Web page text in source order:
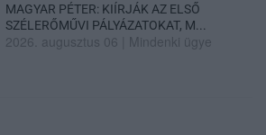
MAGYAR PÉTER: KIÍRJÁK AZ ELSŐ
SZÉLERŐMŰVI PÁLYÁZATOKAT, M...
2026. augusztus 06 Mindenki ügye